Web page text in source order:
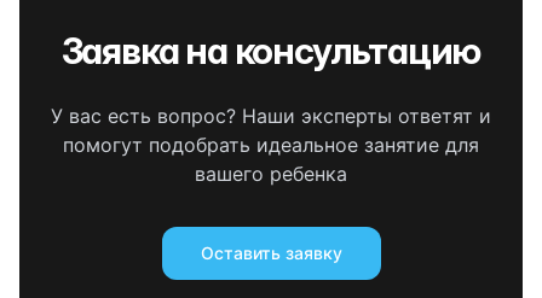
Заявка на консультацию
У вас есть вопрос? Наши эксперты ответят и
помогут подобрать идеальное занятие для
вашего ребенка
Оставить заявку